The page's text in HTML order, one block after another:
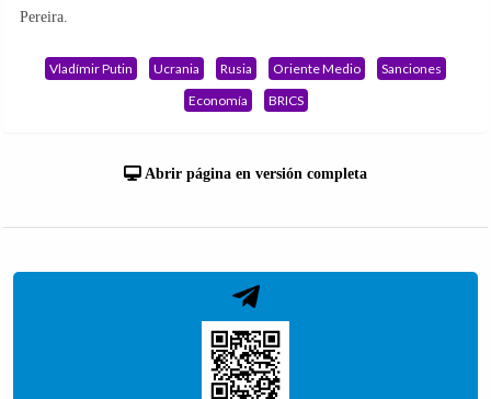
Pereira.
Vladímir Putin Ucrania Rusia Oriente Medio
Sanciones
Economía
BRICS
Abrir página en versión completa